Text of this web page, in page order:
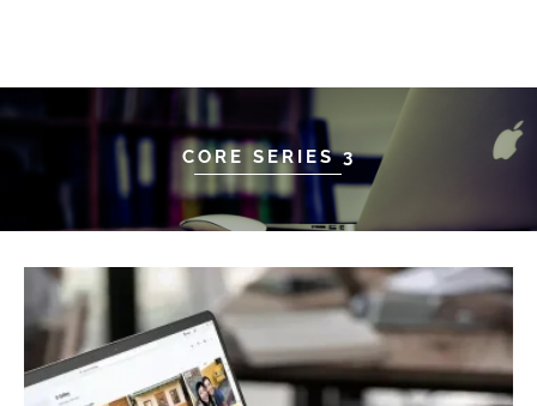
CORE SERIES 3